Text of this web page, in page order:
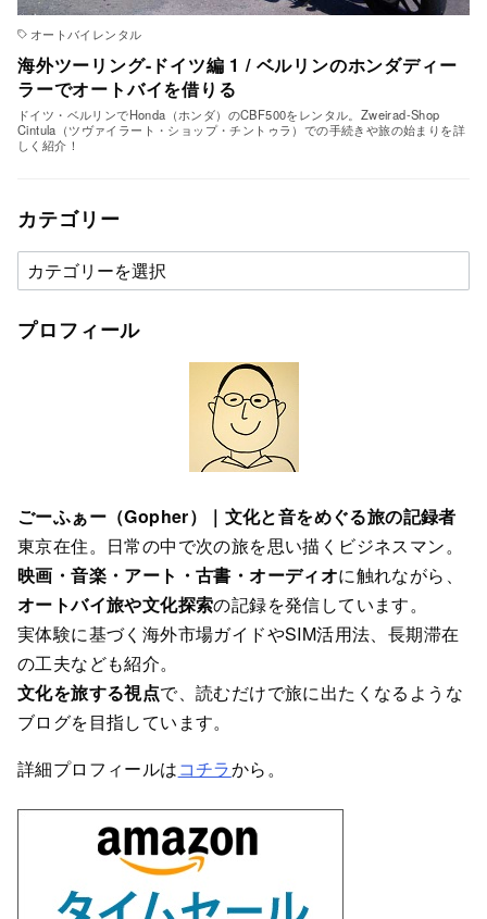
オートバイレンタル
海外ツーリング-ドイツ編 1 / ベルリンのホンダディー
ラーでオートバイを借りる
ドイツ・ベルリンでHonda（ホンダ）のCBF500をレンタル。Zweirad-Shop
Cintula（ツヴァイラート・ショップ・チントゥラ）での手続きや旅の始まりを詳
しく紹介！
カテゴリー
カ
テ
ゴ
プロフィール
ごーふぁー（Gopher）｜文化と音をめぐる旅の記録者
東京在住。日常の中で次の旅を思い描くビジネスマン。
映画・音楽・アート・古書・オーディオに触れながら、
オートバイ旅や文化探索の記録を発信しています。
実体験に基づく海外市場ガイドやSIM活用法、長期滞在
の工夫なども紹介。
文化を旅する視点で、読むだけで旅に出たくなるような
ブログを目指しています。
詳細プロフィールはコチラから。